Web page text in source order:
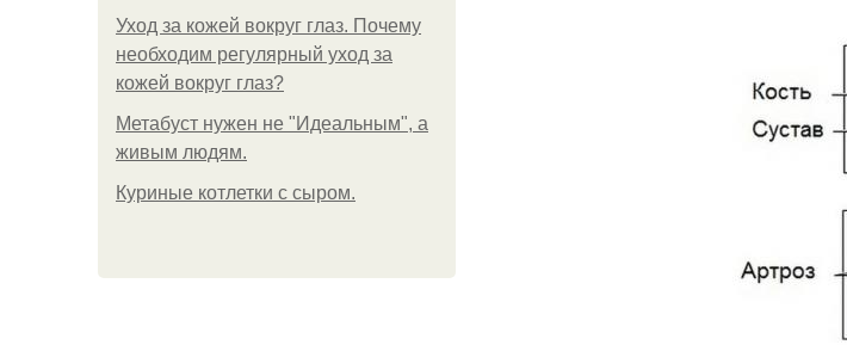
Уход за кожей вокруг глаз. Почему
необходим регулярный уход за
кожей вокруг глаз?
Метабуст нужен не "Идеальным", а
живым людям.
Куриные котлетки с сыром.